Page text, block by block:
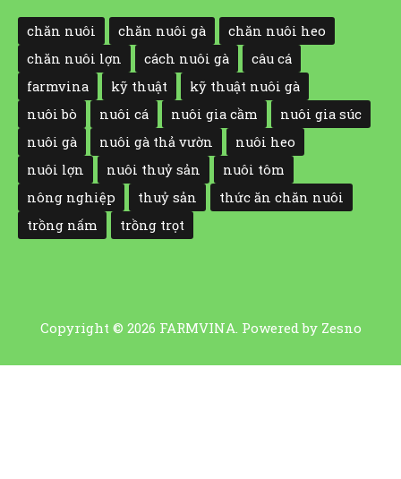
chăn nuôi chăn nuôi gà
chăn nuôi heo
chăn nuôi lợn
cách nuôi gà
câu cá
farmvina
kỹ thuật
kỹ thuật nuôi gà
nuôi bò
nuôi cá nuôi gia cầm
nuôi gia súc
nuôi gà
nuôi gà thả vườn
nuôi heo
nuôi lợn
nuôi thuỷ sản
nuôi tôm
nông nghiệp
thuỷ sản
thức ăn chăn nuôi
trồng nấm
trồng trọt
Copyright © 2026 FARMVINA. Powered by Zesno